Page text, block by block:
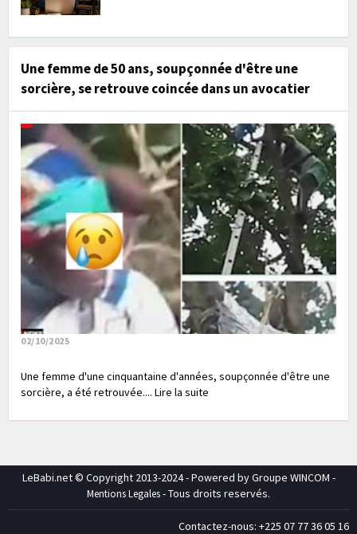
Une femme de 50 ans, soupçonnée d'être une
sorcière, se retrouve coincée dans un avocatier
02/10/2025
Une femme d'une cinquantaine d'années, soupçonnée d'être une
sorcière, a été retrouvée.... Lire la suite
LeBabi.net © Copyright 2013-2024 - Powered by Groupe WINCOM -
Mentions Legales- Tous droits reservés.
Contactez-nous: +225 07 77 36 05 16